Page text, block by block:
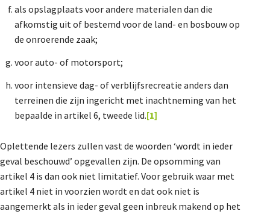
als opslagplaats voor andere materialen dan die
afkomstig uit of bestemd voor de land- en bosbouw op
de onroerende zaak;
voor auto- of motorsport;
voor intensieve dag- of verblijfsrecreatie anders dan
terreinen die zijn ingericht met inachtneming van het
bepaalde in artikel 6, tweede lid.[1]
Oplettende lezers zullen vast de woorden ‘wordt in ieder
geval beschouwd’ opgevallen zijn. De opsomming van
artikel 4 is dan ook niet limitatief. Voor gebruik waar met
artikel 4 niet in voorzien wordt en dat ook niet is
aangemerkt als in ieder geval geen inbreuk makend op het